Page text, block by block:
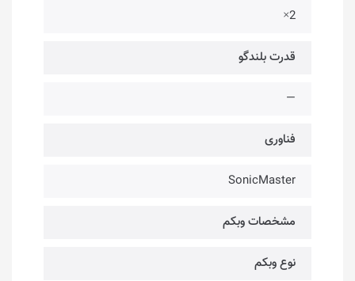
2×
قدرت بلندگو
—
فناوری‌
SonicMaster
مشخصات وبکم
نوع وبکم